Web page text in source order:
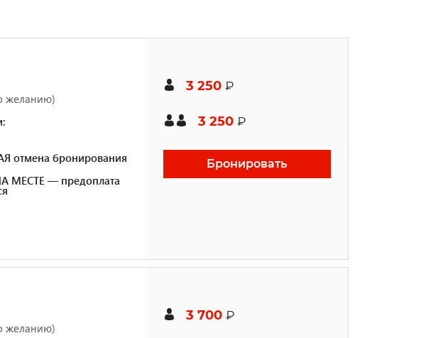
желанию)
отмена бронирования
МЕСТЕ — предоплата
3 250 ₽
3 250 ₽
Бронировать
желанию)
3 700 ₽